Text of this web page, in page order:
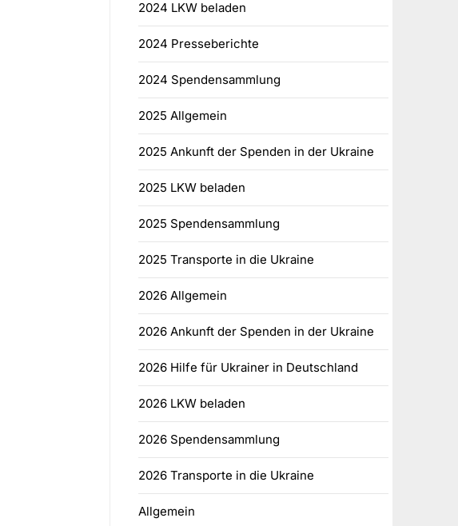
2024 LKW beladen
2024 Presseberichte
2024 Spendensammlung
2025 Allgemein
2025 Ankunft der Spenden in der Ukraine
2025 LKW beladen
2025 Spendensammlung
2025 Transporte in die Ukraine
2026 Allgemein
2026 Ankunft der Spenden in der Ukraine
2026 Hilfe für Ukrainer in Deutschland
2026 LKW beladen
2026 Spendensammlung
2026 Transporte in die Ukraine
Allgemein